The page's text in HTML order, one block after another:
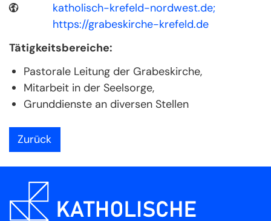
katholisch-krefeld-nordwest.de;
https://grabeskirche-krefeld.de
Tätigkeitsbereiche:
Pastorale Leitung der Grabeskirche,
Mitarbeit in der Seelsorge,
Grunddienste an diversen Stellen
Zurück